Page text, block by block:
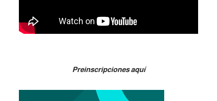
Preinscripciones aquí